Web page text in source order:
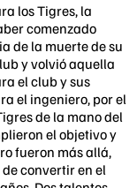
los Tigres, la
comenzado
de la muerte de su
y volvió aquella
el club y sus
el ingeniero, por el
de la mano del
el objetivo y
fueron más allá,
convertir en el